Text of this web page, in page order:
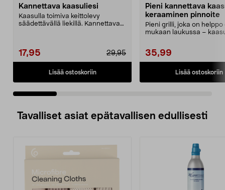
Kannettava kaasuliesi
Kaasulla toimiva keittolevy
säädettävällä liekillä. Kannettava
17,95 29,95
Lisää ostoskoriin
Pieni kannettava
keraaminen pinnoite
Pieni grilli, joka on helppo
mukaan laukussa –
35,99
Lisää ostoskoriin
Tavalliset asiat epätavallisen edullisesti